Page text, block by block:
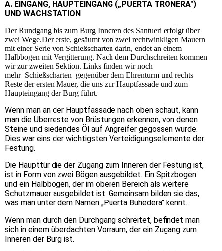
A. EINGANG, HAUPTEINGANG („PUERTA TRONERA")
UND WACHSTATION
Der Rundgang bis zum Burg Inneren des Santueri erfolgt über
zwei Wege.Der erste, gesäumt von zwei rechtwinkligen Mauern
mit einer Serie von Schießscharten darin, endet an einem
Halbbogen mit Vergitterung. Nach dem Durchschreiten kommen
wir zur zweiten Sektion. Links finden wir noch
mehr Schießscharten gegenüber dem Ehrenturm und rechts
Reste der ersten Mauer, die uns zur Hauptfassade und zum
Haupteingang der Burg führt.
Wenn man an der Hauptfassade nach oben schaut, kann
man die Überreste von Brüstungen erkennen, von denen
Steine und siedendes Öl auf Angreifer gegossen wurde.
Dies war eins der wichtigsten Verteidigungselemente der
Festung.
Die Haupttür die der Zugang zum Inneren der Festung ist,
ist in Form von zwei Bögen ausgebildet. Ein Spitzbogen
und ein Halbbogen, der im oberen Bereich als weitere
Schutzmauer ausgebildet ist. Gemeinsam bilden sie das,
was man unter dem Namen „Puerta Buhedera" kennt.
Wenn man durch den Durchgang schreitet, befindet man
sich in einem überdachten Vorraum, der ein Zugang zum
Inneren der Burg ist.